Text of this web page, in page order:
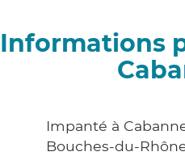
Informations
Impanté à
Bouches-du-